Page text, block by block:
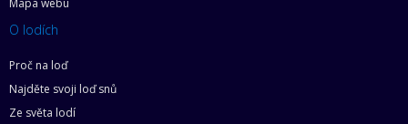
Mapa webu
O lodích
Proč na loď
Najděte svoji loď snů
Ze světa lodí